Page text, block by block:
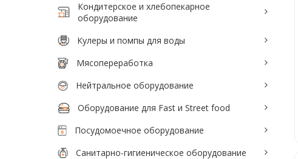
Кондитерское и хлебопекарное
оборудование
Кулеры и помпы для воды
Мясопереработка
Нейтральное оборудование
Оборудование для Fast и Street food
Посудомоечное оборудование
Санитарно-гигиеническое оборудование